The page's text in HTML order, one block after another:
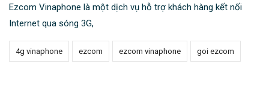
Ezcom Vinaphone là một dịch vụ hỗ trợ khách hàng kết nối
Internet qua sóng 3G,
4g vinaphone ezcom ezcom vinaphone goi ezcom